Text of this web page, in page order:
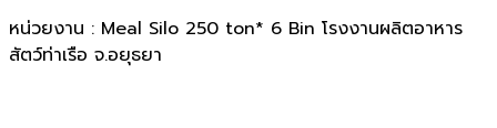
หน่วยงาน : Meal Silo 250 ton* 6 Bin โรงงานผลิตอาหาร
สัตว์ท่าเรือ จ.อยุธยา